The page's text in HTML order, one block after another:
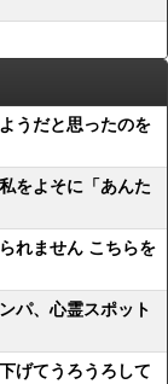
うだと思ったのを
をよそに「あんた
れません こちらを
パ、心霊スポット
げてうろうろして